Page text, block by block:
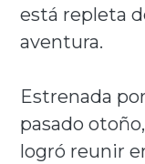
está repleta
aventura.
Estrenada
pasado
logró reunir